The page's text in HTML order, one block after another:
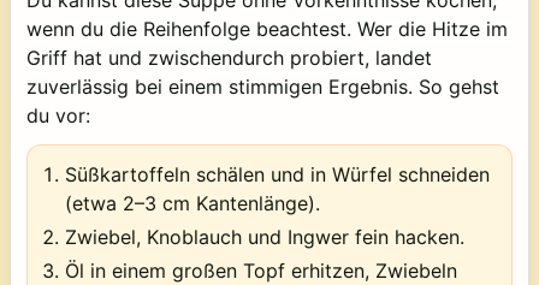
wenn du die Reihenfolge beachtest. Wer die Hitze im
Griff hat und zwischendurch probiert, landet
zuverlässig bei einem stimmigen Ergebnis. So gehst
du vor:
Süßkartoffeln schälen und in Würfel schneiden
(etwa 2–3 cm Kantenlänge).
Zwiebel, Knoblauch und Ingwer fein hacken.
Öl in einem großen Topf erhitzen, Zwiebeln